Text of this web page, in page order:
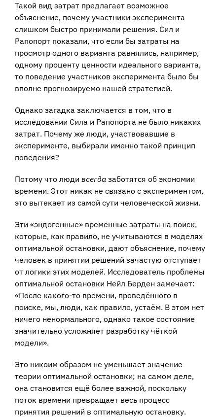
Такой вид затрат предлагает возможное
объяснение, почему участники эксперимента
слишком быстро принимали решения. Сил и
Рапопорт показали, что если бы затраты на
просмотр одного варианта равнялись, например,
одному проценту ценности идеального варианта,
то поведение участников эксперимента было бы
вполне прогнозируемо нашей стратегией.
Однако загадка заключается в том, что в
исследовании Сила и Рапопорта не было никаких
затрат. Почему же люди, участвовавшие в
эксперименте, выбирали именно такой принцип
поведения?
Потому что люди всегда заботятся об экономии
времени. Этот никак не связано с экспериментом,
это вытекает из самой сути человеческой жизни.
Эти «эндогенные» временные затраты на поиск,
которые, как правило, не учитываются в моделях
оптимальной остановки, дают объяснение, почему
человек в принятии решений зачастую отступает
от логики этих моделей. Исследователь проблемы
оптимальной остановки Нейл Берден замечает:
«После какого-то времени, проведённого в
поиске, мы, люди, как правило, устаём. В этом нет
ничего ненормального, однако такое состояние
значительно усложняет разработку чёткой
модели».
Это никоим образом не уменьшает значение
теории оптимальной остановки; на самом деле,
она становится ещё более важной, поскольку
поток времени превращает весь процесс
принятия решений в оптимальную остановку.